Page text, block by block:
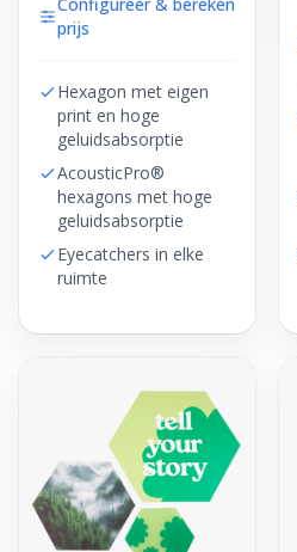
prijs
Hexagon met eigen
print en hoge
geluidsabsorptie
AcousticPro®
hexagons met hoge
geluidsabsorptie
Eyecatchers in elke
ruimte